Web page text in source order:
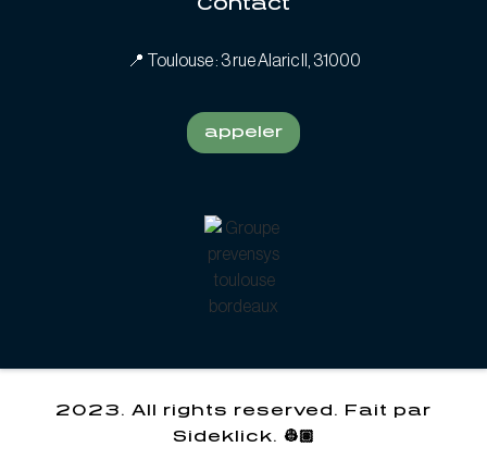
📍 Toulouse : 3 rue Alaric II, 31000
appeler
2023. All rights reserved. Fait par
Sideklick. 👷🏽